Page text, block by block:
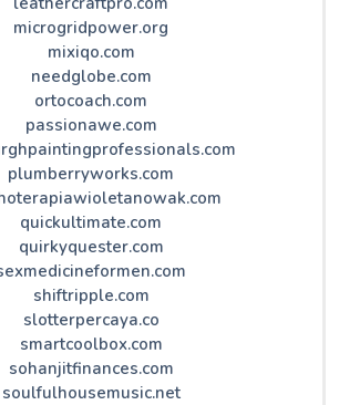
microgridpower.org
mixiqo.com
needglobe.com
ortocoach.com
passionawe.com
plumberryworks.com
quickultimate.com
quirkyquester.com
shiftripple.com
slotterpercaya.co
smartcoolbox.com
sohanjitfinances.com
soulfulhousemusic.net